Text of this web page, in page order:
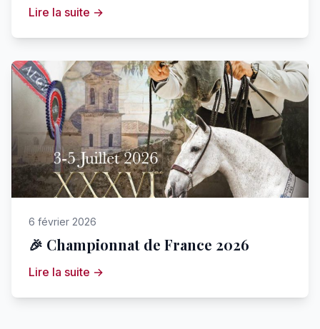
Lire la suite →
6 février 2026
🎉 Championnat de France 2026
Lire la suite →